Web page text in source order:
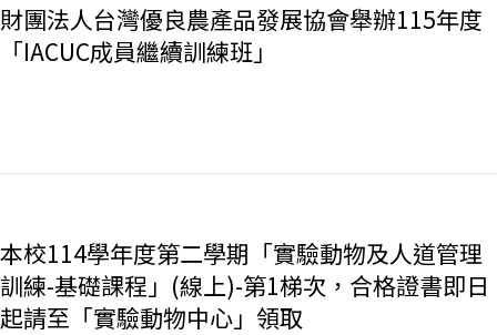
財團法人台灣優良農產品發展協會舉辦115年度
「IACUC成員繼續訓練班」
本校114學年度第二學期「實驗動物及人道管理
訓練-基礎課程」(線上)-第1梯次，合格證書即日
起請至「實驗動物中心」領取